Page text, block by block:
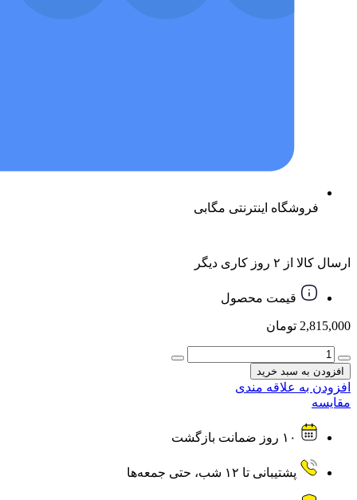
فروشگاه اینترنتی مگابی
ارسال کالا از ۲ روز کاری دیگر
قیمت محصول
2,815,000 تومان
کیبورد
و
ماوس
بی
ELEVEN
ایلون
مدل
WK800
افزودن به سبد خرید
افزودن به علاقه مندی
مقایسه
۱۰ روز ضمانت بازگشت
پشتیبانی تا ۱۲ شب، حتی جمعه‌ها